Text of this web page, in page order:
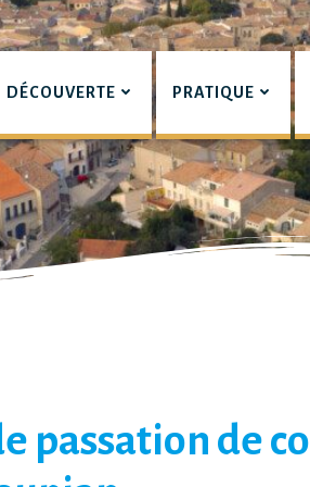
DÉCOUVERTE PRATIQUE
passation de